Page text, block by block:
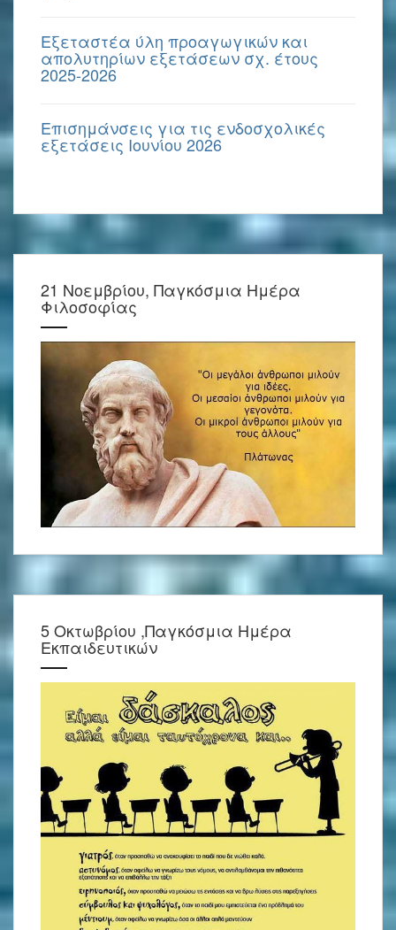
Εξεταστέα ύλη προαγωγικών και
απολυτηρίων εξετάσεων σχ. έτους
2025-2026
Επισημάνσεις για τις ενδοσχολικές
εξετάσεις Ιουνίου 2026
21 Νοεμβρίου, Παγκόσμια Ημέρα
Φιλοσοφίας
5 Οκτωβρίου ,Παγκόσμια Ημέρα
Εκπαιδευτικών